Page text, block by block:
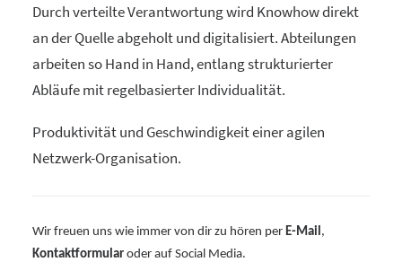
Durch verteilte Verantwortung wird Knowhow direkt
an der Quelle abgeholt und digitalisiert. Abteilungen
arbeiten so Hand in Hand, entlang strukturierter
Abläufe mit regelbasierter Individualität.
Produktivität und Geschwindigkeit einer agilen
Netzwerk-Organisation.
Wir freuen uns wie immer von dir zu hören per E-Mail ,
Kontaktformular oder auf Social Media.